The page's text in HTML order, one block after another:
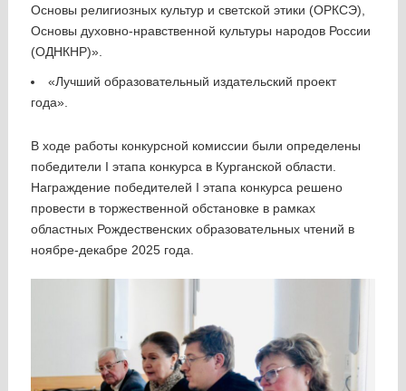
Основы религиозных культур и светской этики (ОРКСЭ),
Основы духовно-нравственной культуры народов России
(ОДНКНР)».
«Лучший образовательный издательский проект
года».
В ходе работы конкурсной комиссии были определены
победители I этапа конкурса в Курганской области.
Награждение победителей I этапа конкурса решено
провести в торжественной обстановке в рамках
областных Рождественских образовательных чтений в
ноябре-декабре 2025 года.